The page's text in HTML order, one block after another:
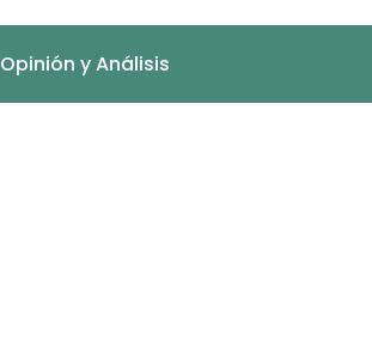
Opinión y Análisis